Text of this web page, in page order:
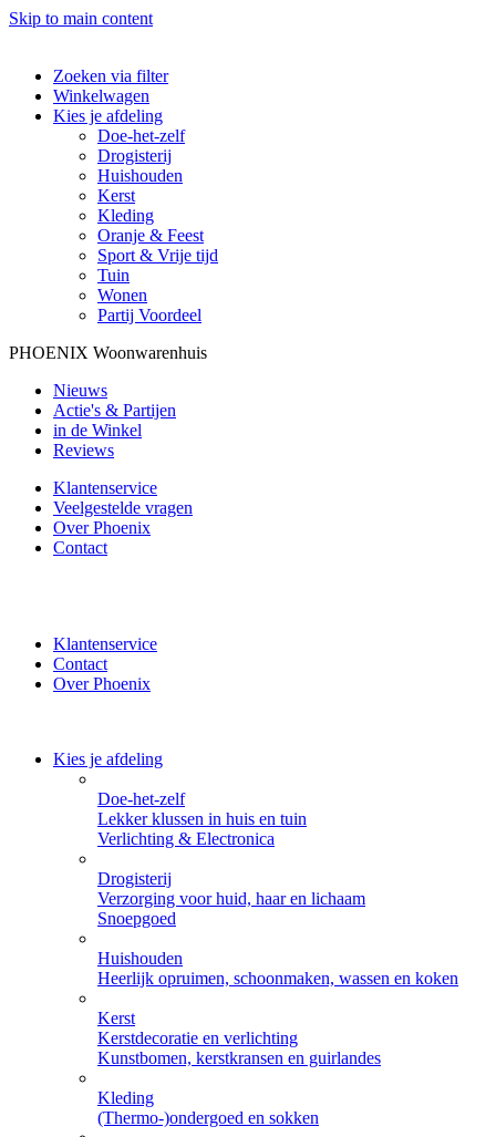
Skip to main content
Zoeken via filter
Winkelwagen
Kies je afdeling
Doe-het-zelf
Drogisterij
Huishouden
Kerst
Kleding
Oranje & Feest
Sport & Vrije tijd
Tuin
Wonen
Partij Voordeel
PHOENIX Woonwarenhuis
Nieuws
Actie's & Partijen
in de Winkel
Reviews
Klantenservice
Veelgestelde vragen
Over Phoenix
Contact
Klantenservice
Contact
Over Phoenix
Kies je afdeling
Doe-het-zelf
Lekker klussen in huis en tuin
Verlichting & Electronica
Drogisterij
Verzorging voor huid, haar en lichaam
Snoepgoed
Huishouden
Heerlijk opruimen, schoonmaken, wassen en koken
Kerst
Kerstdecoratie en verlichting
Kunstbomen, kerstkransen en guirlandes
Kleding
(Thermo-)ondergoed en sokken